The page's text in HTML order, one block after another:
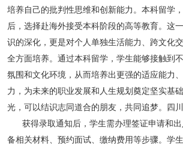
培养自己的批判性思维和创新能力。本科留学
后，选择赴海外接受本科阶段的高等教育。这
识的深化，更是对个人单独生活能力、跨文化
全方面培养。通过本科留学，学生能够接触到
氛围和文化环境，从而培养出更强的适应能力
力，为未来的职业发展和人生规划奠定坚实基
光，可以结识志同道合的朋友，共同追梦。四
获得录取通知后，学生需办理签证申请和
备相关材料、预约面试、缴纳费用等步骤。学